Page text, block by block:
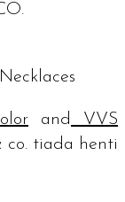
and
VVS
co. tiada henti